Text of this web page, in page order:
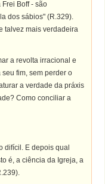
Boff - são
dos sábios" (R.329).
talvez mais verdadeira
a revolta irracional e
fim, sem perder o
a verdade da práxis
Como conciliar a
difícil. E depois qual
é, a ciência da Igreja, a